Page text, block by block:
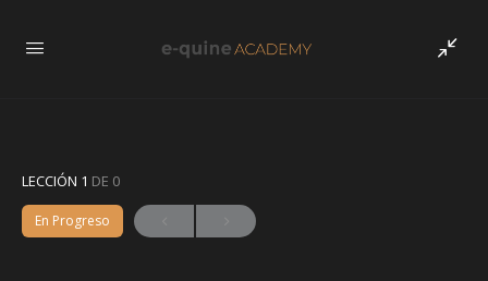
LECCIÓN 1 DE 0
En Progreso